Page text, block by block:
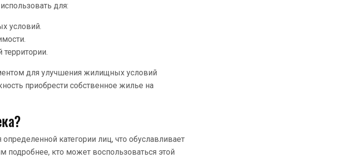
для:
условий.
для улучшения жилищных условий
приобрести собственное жилье на
категории лиц, что обуславливает
подробнее, кто может воспользоваться этой